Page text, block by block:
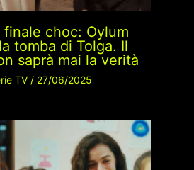
finale choc: Oylum
tomba di Tolga. Il
saprà mai la verità
TV/ 27/06/2025